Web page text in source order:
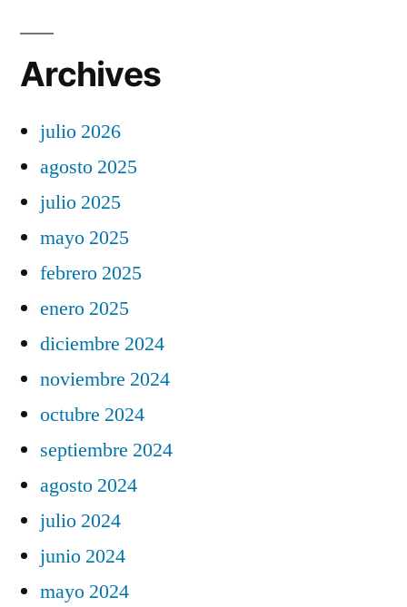
Archives
julio 2026
agosto 2025
julio 2025
mayo 2025
febrero 2025
enero 2025
diciembre 2024
noviembre 2024
octubre 2024
septiembre 2024
agosto 2024
julio 2024
junio 2024
mayo 2024